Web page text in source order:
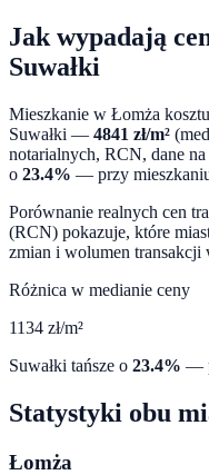
Jak wypadają
Suwałki
Mieszkanie w Łomża
Suwałki — 4841 zł/m²
notarialnych, RCN, dane na
o 23.4% — przy
Porównanie realnych cen
(RCN) pokazuje, które
zmian i wolumen transakcji
Różnica w medianie ceny
1134 zł/m²
Suwałki tańsze o 23.4% —
Statystyki obu
Łomża